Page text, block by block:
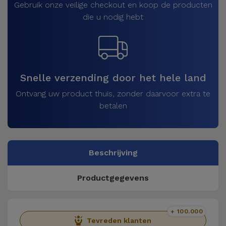
Gebruik onze veilige checkout en koop de producten
die u nodig hebt
Snelle verzending door het hele land
Ontvang uw product thuis, zonder daarvoor extra te
betalen
Beschrijving
Productgegevens
Tevreden klanten
+ 100.000